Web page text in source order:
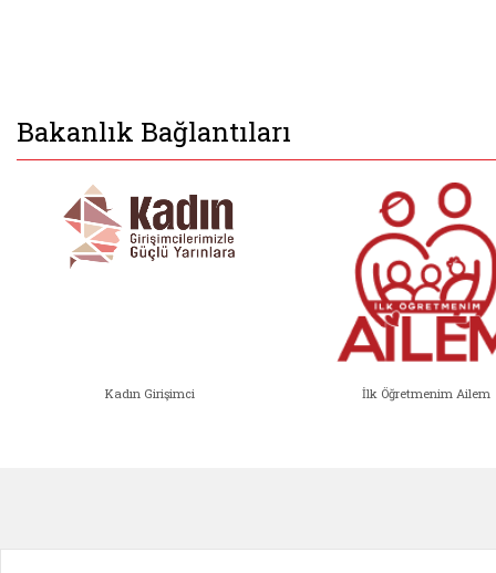
Bakanlık Bağlantıları
Kadın Girişimci İlk Öğretmenim Ailem